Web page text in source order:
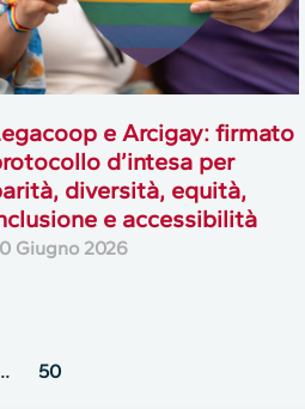
e Arcigay: firmato
d’intesa per
diversità, equità,
e accessibilità
Giugno 2026
50